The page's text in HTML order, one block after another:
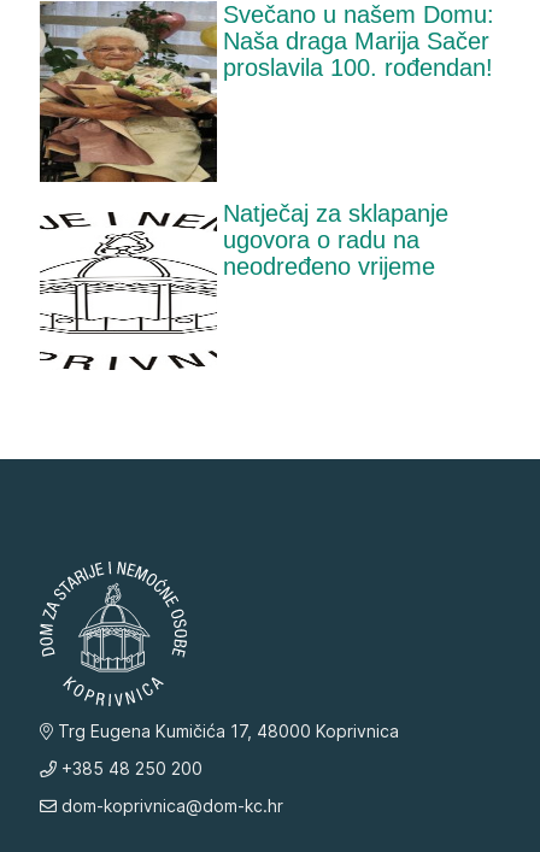
Svečano u našem Domu:
Naša draga Marija Sačer
proslavila 100. rođendan!
Natječaj za sklapanje
ugovora o radu na
neodređeno vrijeme
Trg Eugena Kumičića 17, 48000 Koprivnica
+385 48 250 200
dom-koprivnica@dom-kc.hr